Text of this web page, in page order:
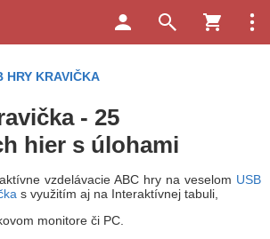
HRY KRAVIČKA
- 25
hier s úlohami
vzdelávacie ABC hry na veselom USB
s využitím aj na Interaktívnej tabuli,
monitore či PC.